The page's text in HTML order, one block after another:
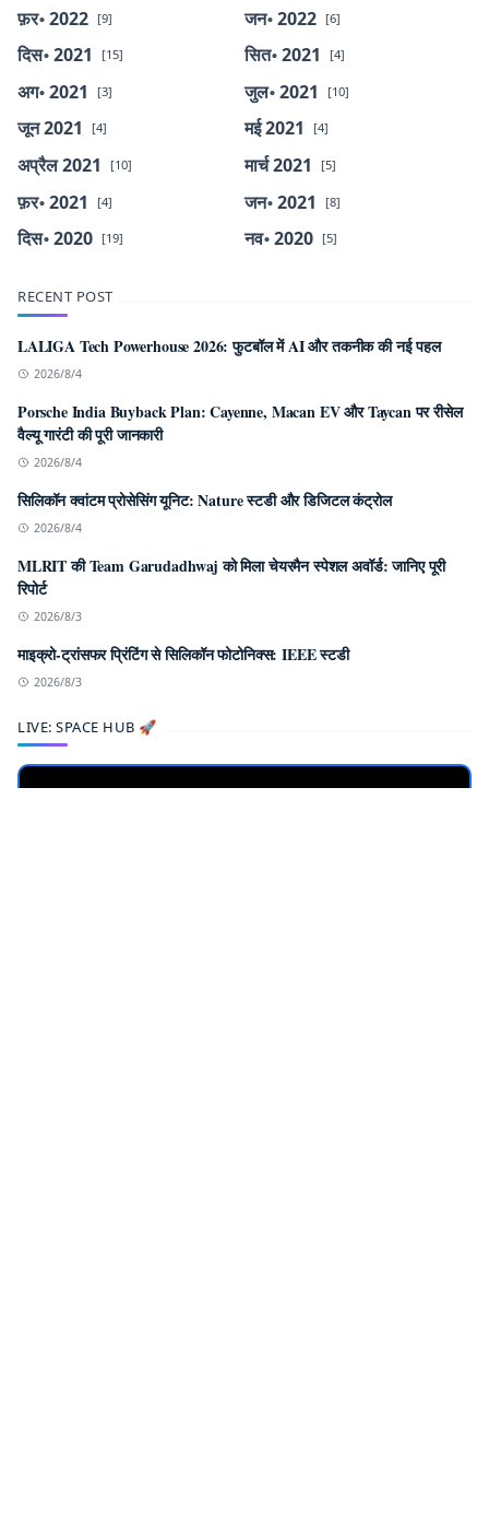
फ़र॰ 2022 [9] जन॰ 2022 [6]
दिस॰ 2021 [15] सित॰ 2021 [4]
अग॰ 2021 [3] जुल॰ 2021 [10]
जून 2021 [4] मई 2021 [4]
अप्रैल 2021 [10] मार्च 2021 [5]
फ़र॰ 2021 [4] जन॰ 2021 [8]
दिस॰ 2020 [19] नव॰ 2020 [5]
RECENT POST
LALIGA Tech Powerhouse 2026: फुटबॉल में AI और तकनीक की नई पहल
2026/8/4
Porsche India Buyback Plan: Cayenne, Macan EV और Taycan पर रीसेल
वैल्यू गारंटी की पूरी जानकारी
2026/8/4
सिलिकॉन क्वांटम प्रोसेसिंग यूनिट: Nature स्टडी और डिजिटल कंट्रोल
2026/8/4
MLRIT की Team Garudadhwaj को मिला चेयरमैन स्पेशल अवॉर्ड: जानिए पूरी
रिपोर्ट
2026/8/3
माइक्रो-ट्रांसफर प्रिंटिंग से सिलिकॉन फोटोनिक्स: IEEE स्टडी
2026/8/3
LIVE: SPACE HUB 🚀